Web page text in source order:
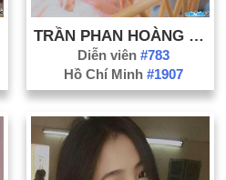
Diễn viên #783
Hồ Chí Minh #1907